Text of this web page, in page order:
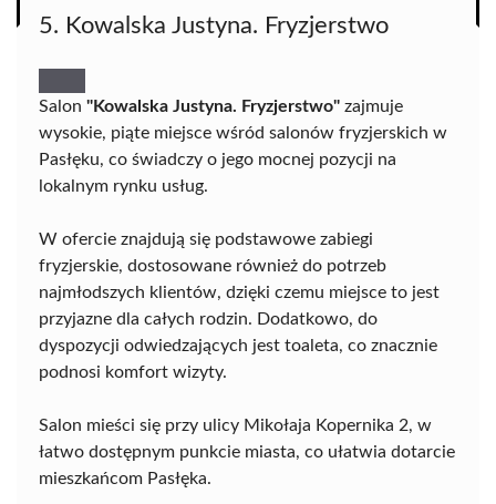
5. Kowalska Justyna. Fryzjerstwo
Salon "Kowalska Justyna. Fryzjerstwo" zajmuje
wysokie, piąte miejsce wśród salonów fryzjerskich w
Pasłęku, co świadczy o jego mocnej pozycji na
lokalnym rynku usług.
W ofercie znajdują się podstawowe zabiegi
fryzjerskie, dostosowane również do potrzeb
najmłodszych klientów, dzięki czemu miejsce to jest
przyjazne dla całych rodzin. Dodatkowo, do
dyspozycji odwiedzających jest toaleta, co znacznie
podnosi komfort wizyty.
Salon mieści się przy ulicy Mikołaja Kopernika 2, w
łatwo dostępnym punkcie miasta, co ułatwia dotarcie
mieszkańcom Pasłęka.